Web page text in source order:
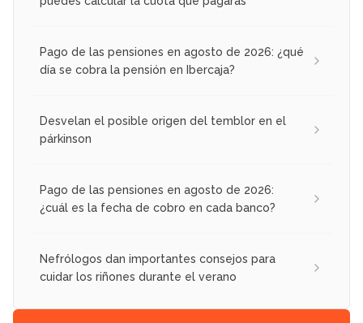
Pago de las pensiones en agosto de 2026: ¿qué
día se cobra la pensión en Ibercaja?
Desvelan el posible origen del temblor en el
párkinson
Pago de las pensiones en agosto de 2026:
¿cuál es la fecha de cobro en cada banco?
Nefrólogos dan importantes consejos para
cuidar los riñones durante el verano